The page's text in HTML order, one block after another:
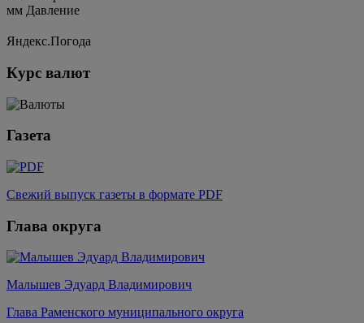
мм Давление
Яндекс.Погода
Курс валют
Газета
Свежий выпуск газеты в формате PDF
Глава округа
Малышев Эдуард Владимирович
Глава Раменского муниципального округа